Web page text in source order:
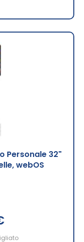
Personale 32"
webOS